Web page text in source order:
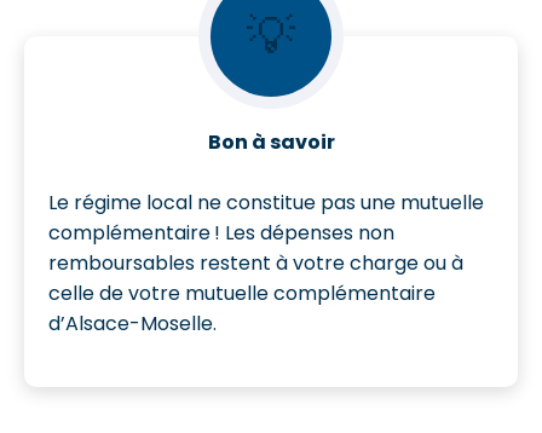
💡
Bon à savoir
Le régime local ne constitue pas une mutuelle
complémentaire ! Les dépenses non
remboursables restent à votre charge ou à
celle de votre mutuelle complémentaire
d’Alsace-Moselle.